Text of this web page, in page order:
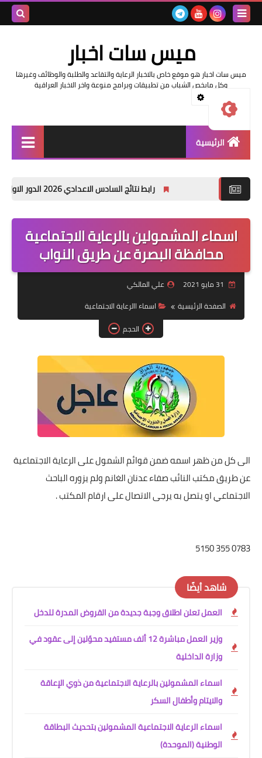
الإلكترونية
ميس سات اخبار
هو موقع خاص بالاخبار الرعاية والتقاعد والطلبة والوظائف وغيرها
الشباب من تطبيقات وبرامج منوعة واخر الاخبار العراقية
اخبار وزارة التربية والتعليم
اخبار وزارة العمل وهيئة
التقاعد
قسم التطبيقات
قطع الاراضي
رابط نتائج السادس الاعدادي 2026 الدور الاول في العراق | موقع نتائجنا
المشمولين بالرعاية الاجتماعية
البصرة عن طريق النواب
علي المالكي
الرئيسية
اسماء االرعاية الاجتماعية
اسمه ضمن قوائم الشمول على الرعاية الاجتماعية
النائب صفاء عدنان الغانم ولم يزوره الباحث
او يتصل به يرجى الاتصال على ارقام المكتب .
أيضًا
تعلن اطلاق وجبة جديدة من القروض المدرة للدخل
وزير العمل مباشرة 12 ألف مستفيد محوّلين إلى عقود في
الداخلية
المشمولين بالرعاية الاجتماعية من ذوي الإعاقة
وأطفال السكر
الرعاية الاجتماعية المشمولين بتحديث البطاقة
(الموحدة)